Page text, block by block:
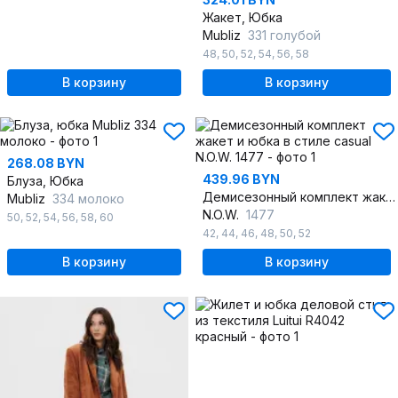
В корзину
Жакет, Юбка
Mubliz 331 голубой
48, 50, 52, 54, 56, 58
В корзину
268.08 BYN
Блуза, Юбка
Mubliz 334 молоко
50, 52, 54, 56, 58, 60
В корзину
439.96 BYN
Демисезонный комплект жакет и юбка в стиле casual
N.O.W. 1477
42, 44, 46, 48, 50, 52
В корзину